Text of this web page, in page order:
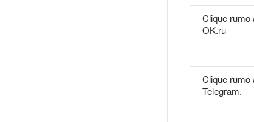
Clique rumo
OK.ru
Clique rumo
Telegram.